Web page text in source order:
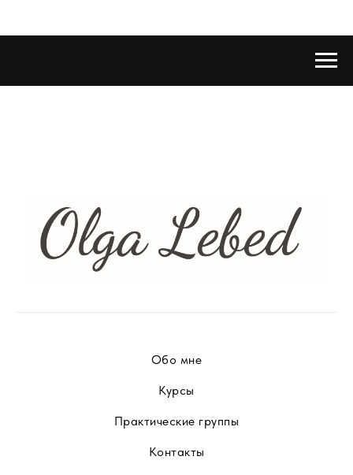
Обо мне
Курсы
Практические группы
Контакты